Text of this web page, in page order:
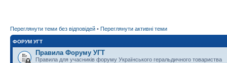
Переглянути теми без відповідей • Переглянути активні теми
ФОРУМ УГТ
Правила Форуму УГТ
Правила для учасників форуму Українського геральдичного товариства